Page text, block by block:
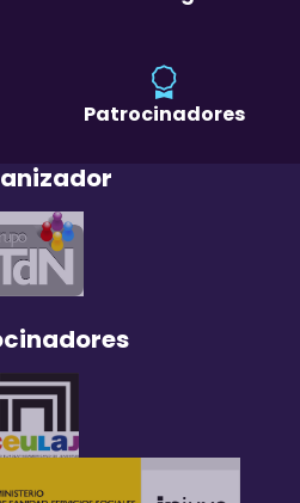
Patrocinadores